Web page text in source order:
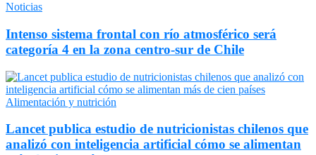
Noticias
Intenso sistema frontal con río atmosférico será
categoría 4 en la zona centro-sur de Chile
Alimentación y nutrición
Lancet publica estudio de nutricionistas chilenos que
analizó con inteligencia artificial cómo se alimentan